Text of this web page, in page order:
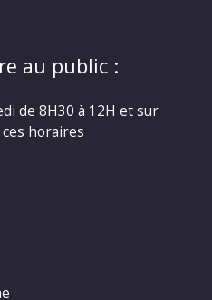
au public :
de 8H30 à 12H et sur
horaires